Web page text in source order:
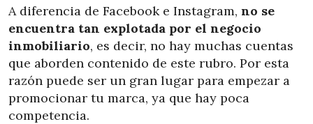
A diferencia de Facebook e Instagram, no se
encuentra tan explotada por el negocio
inmobiliario, es decir, no hay muchas cuentas
que aborden contenido de este rubro. Por esta
razón puede ser un gran lugar para empezar a
promocionar tu marca, ya que hay poca
competencia.